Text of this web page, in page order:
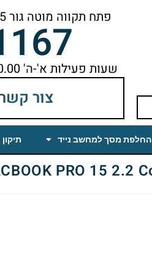
פתח תקווה מוטה גור 5 קומה ראשונה ימינה מהמעלית עד הסוף
שעות פעילות א'-ה' 10.00 עד 18.00 הפסקת צהריים 14.00-15.00
צור
החלפת מסך למחשב נייד